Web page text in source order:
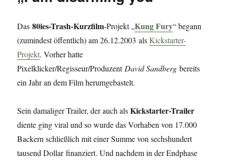
Das80ies-Trash-Kurzfilm-Projekt „Kung Fury“ begann
(zumindest öffentlich) am 26.12.2003 alsKickstarter-
Projekt. Vorher hatte
Pixelklicker/Regisseur/Produzent David Sandbergbereits
ein Jahr an dem Film herumgebastelt.
Sein damaliger Trailer, der auch alsKickstarter-Trailer
diente ging viral und so wurde das Vorhaben von 17.000
Backern schließlich mit einer Summe von sechshundert
tausend Dollar finanziert. Und nachdem in der Endphase